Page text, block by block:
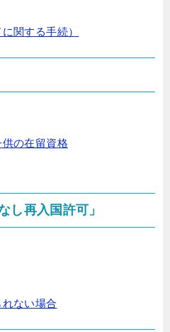
関する手続）
の在留資格
し再入国許可」
ない場合